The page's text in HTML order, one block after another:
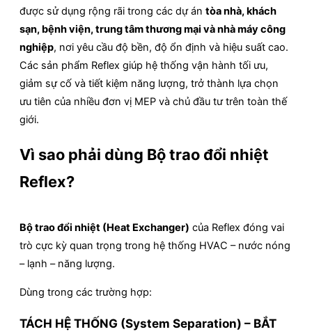
được sử dụng rộng rãi trong các dự án tòa nhà, khách
sạn, bệnh viện, trung tâm thương mại và nhà máy công
nghiệp, nơi yêu cầu độ bền, độ ổn định và hiệu suất cao.
Các sản phẩm Reflex giúp hệ thống vận hành tối ưu,
giảm sự cố và tiết kiệm năng lượng, trở thành lựa chọn
ưu tiên của nhiều đơn vị MEP và chủ đầu tư trên toàn thế
giới.
Vì sao phải dùng Bộ trao đổi nhiệt
Reflex?
Bộ trao đổi nhiệt (Heat Exchanger) của Reflex đóng vai
trò cực kỳ quan trọng trong hệ thống HVAC – nước nóng
– lạnh – năng lượng.
Dùng trong các trường hợp:
TÁCH HỆ THỐNG (System Separation) – BẮT